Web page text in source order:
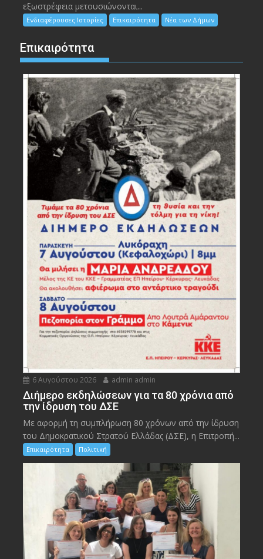
εξωστρέφεια μετουσιώνονται...
Ενδιαφέρουσες Ιστορίες Επικαιρότητα Νέα των Δήμων
Επικαιρότητα
6 Αυγούστου 2026 admin admin
Διήμερο εκδηλώσεων για τα 80 χρόνια από
την ίδρυση του ΔΣΕ
Με αφορμή τη συμπλήρωση 80 χρόνων από την ίδρυση
του Δημοκρατικού Στρατού Ελλάδας (ΔΣΕ), η Επιτροπή...
Επικαιρότητα Πολιτική